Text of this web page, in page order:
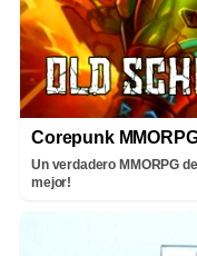
Corepunk
Un verdadero MMORPG
mejor!